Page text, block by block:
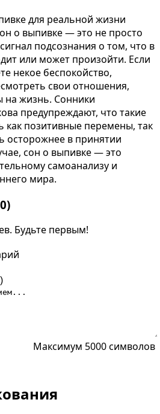
для реальной жизни
о выпивке — это не просто
подсознания о том, что в
или может произойти. Если
некое беспокойство,
свои отношения,
на жизнь. Сонники
предупреждают, что такие
как позитивные перемены, так
осторожнее в принятии
сон о выпивке — это
самоанализу и
мира.
Будьте первым!
Максимум 5000 символов